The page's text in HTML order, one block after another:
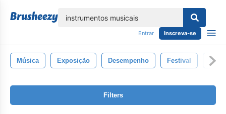
Entrar Inscreva-se
Música Exposição Desempenho Festival
Filters